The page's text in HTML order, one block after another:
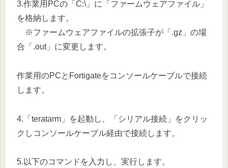
3.作業用PCの「C:\」に「ファームウェアファイル」
を格納します。
※ファームウェアファイルの拡張子が「.gz」の場
合「.out」に変更します。
作業用のPCとFortigateをコンソールケーブルで接続
します。
4.「teratarm」を起動し、「シリアル接続」をクリッ
クしコンソールケーブル経由で接続します。
5.以下のコマンドを入力し、実行します。